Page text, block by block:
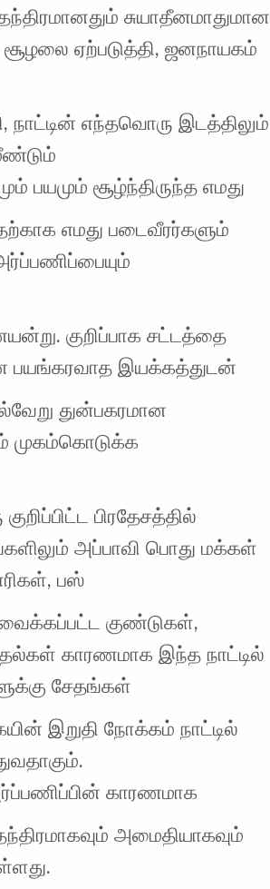
சுயாதீனமாதுமான
ஏற்படுத்தி, ஜனநாயகம்
நாட்டின் எந்தவொரு இடத்திலும்
பயமும் சூழ்ந்திருந்த எமது
எமது படைவீரர்களும்
குறிப்பாக சட்டத்தை
பயங்கரவாத இயக்கத்துடன்
துன்பகரமான
முகம்கொடுக்க
பிரதேசத்தில்
அப்பாவி பொது மக்கள்
பஸ்
வைக்கப்பட்ட குண்டுகள்,
காரணமாக இந்த நாட்டில்
சேதங்கள்
இறுதி நோக்கம் நாட்டில்
காரணமாக
அமைதியாகவும்